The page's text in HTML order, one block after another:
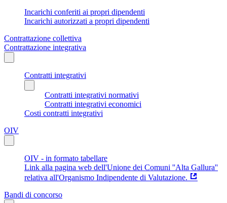
Incarichi conferiti ai propri dipendenti
Incarichi autorizzati a propri dipendenti
Contrattazione collettiva
Contrattazione integrativa
Contratti integrativi
Contratti integrativi normativi
Contratti integrativi economici
Costi contratti integrativi
OIV
OIV - in formato tabellare
Link alla pagina web dell'Unione dei Comuni ''Alta Gallura''
relativa all'Organismo Indipendente di Valutazione.
Bandi di concorso